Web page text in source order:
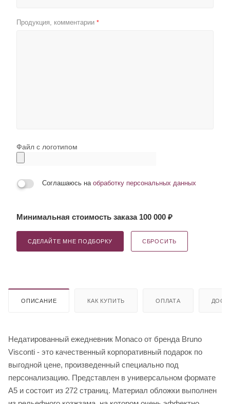
Продукция, комментарии *
Файл с логотипом
Соглашаюсь на обработку персональных данных
Минимальная стоимость заказа 100 000 ₽
СДЕЛАЙТЕ МНЕ ПОДБОРКУ СБРОСИТЬ
ОПИСАНИЕ КАК КУПИТЬ ОПЛАТА
Недатированный ежедневник Monaco от бренда Bruno
Visconti - это качественный корпоративный подарок по
выгодной цене, произведенный специально под
персонализацию. Представлен в универсальном формате
А5 и состоит из 272 страниц. Материал обложки выполнен